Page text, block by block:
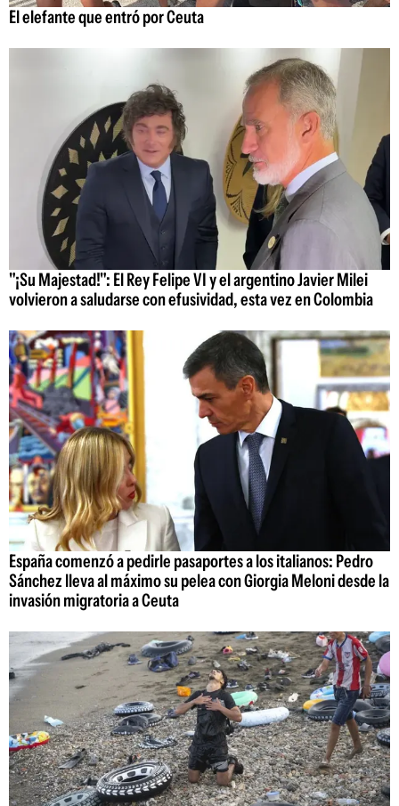
El elefante que entró por Ceuta
"¡Su Majestad!": El Rey Felipe VI y el argentino Javier Milei
volvieron a saludarse con efusividad, esta vez en Colombia
España comenzó a pedirle pasaportes a los italianos: Pedro
Sánchez lleva al máximo su pelea con Giorgia Meloni desde la
invasión migratoria a Ceuta